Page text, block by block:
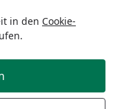
in den Cookie-